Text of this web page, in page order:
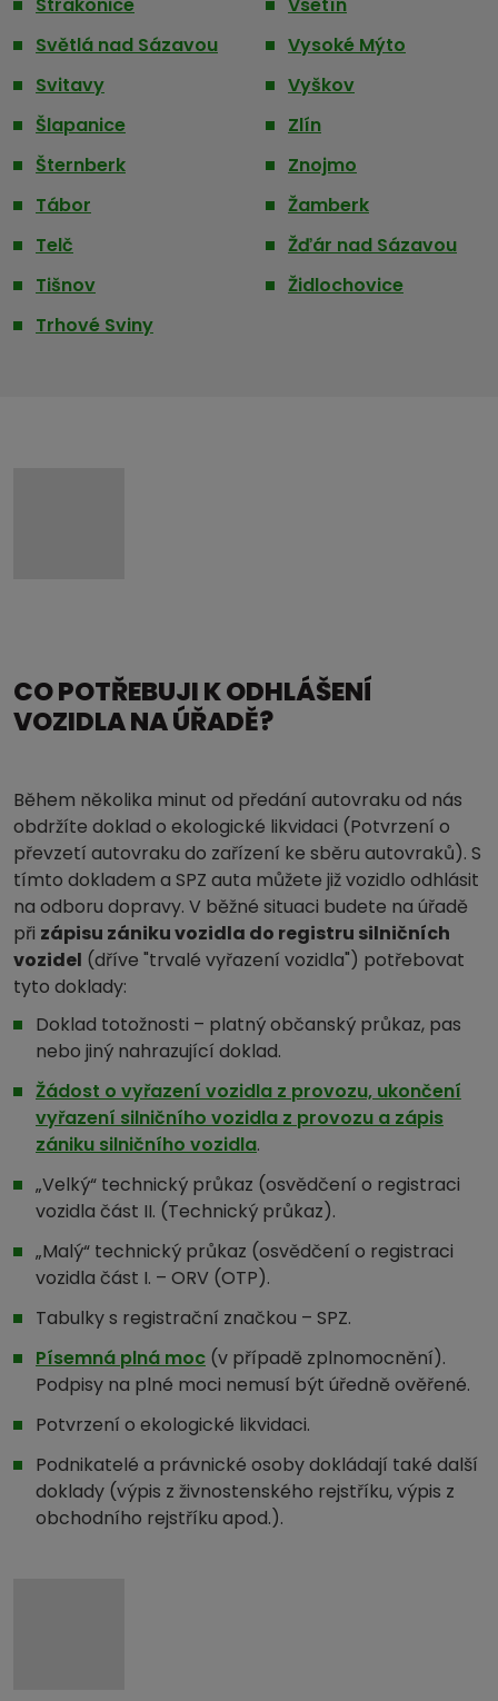
Světlá nad Sázavou
Svitavy
Šlapanice
Šternberk
Tábor
Telč
Tišnov
Trhové Sviny
Vysoké Mýto
Vyškov
Zlín
Znojmo
Žamberk
Žďár nad Sázavou
Židlochovice
CO POTŘEBUJI K ODHLÁŠENÍ
VOZIDLA NA ÚŘADĚ?
Během několika minut od předání autovraku od nás
obdržíte doklad o ekologické likvidaci (Potvrzení o
převzetí autovraku do zařízení ke sběru autovraků). S
tímto dokladem a SPZ auta můžete již vozidlo odhlásit
na odboru dopravy. V běžné situaci budete na úřadě
při zápisu zániku vozidla do registru silničních
vozidel (dříve "trvalé vyřazení vozidla") potřebovat
tyto doklady:
Doklad totožnosti – platný občanský průkaz, pas
nebo jiný nahrazující doklad.
Žádost o vyřazení vozidla z provozu, ukončení
vyřazení silničního vozidla z provozu a zápis
zániku silničního vozidla.
„Velký“ technický průkaz (osvědčení o registraci
vozidla část II. (Technický průkaz).
„Malý“ technický průkaz (osvědčení o registraci
vozidla část I. – ORV (OTP).
Tabulky s registrační značkou – SPZ.
Písemná plná moc (v případě zplnomocnění).
Podpisy na plné moci nemusí být úředně ověřené.
Potvrzení o ekologické likvidaci.
Podnikatelé a právnické osoby dokládají také další
doklady (výpis z živnostenského rejstříku, výpis z
obchodního rejstříku apod.).